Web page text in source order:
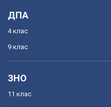
ДПА
4 клас
9 клас
ЗНО
11 клас